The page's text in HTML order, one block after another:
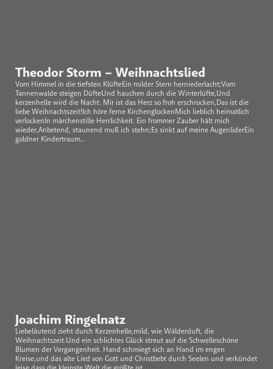
Theodor Storm – Weihnachtslied
Vom Himmel in die tiefsten KlüfteEin milder Stern herniederlacht;Vom
Tannenwalde steigen DüfteUnd hauchen durch die Winterlüfte,Und
kerzenhelle wird die Nacht. Mir ist das Herz so froh erschrocken,Das ist die
liebe Weihnachtszeit!Ich höre ferne KirchenglockenMich lieblich heimatlich
verlockenIn märchenstille Herrlichkeit. Ein frommer Zauber hält mich
wieder,Anbetend, staunend muß ich stehn;Es sinkt auf meine AugenliderEin
goldner Kindertraum…
Joachim Ringelnatz
Liebeläutend zieht durch Kerzenhelle,mild, wie Wälderduft, die
Weihnachtszeit.Und ein schlichtes Glück streut auf die Schwelleschöne
Blumen der Vergangenheit. Hand schmiegt sich an Hand im engen
Kreise,und das alte Lied von Gott und Christbebt durch Seelen und verkündet